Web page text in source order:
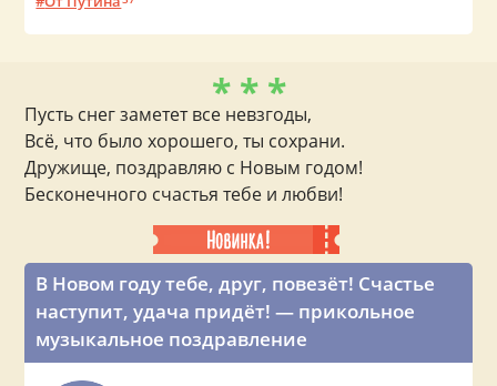
В Новом году тебе, друг, повезёт! Счастье
наступит, удача придёт! — прикольное
музыкальное поздравление
* * *
Пусть снег заметет все невзгоды,
Всё, что было хорошего, ты сохрани.
Дружище, поздравляю с Новым годом!
Бесконечного счастья тебе и любви!